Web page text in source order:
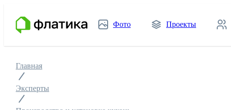
Фото Проекты
Главная
Эксперты